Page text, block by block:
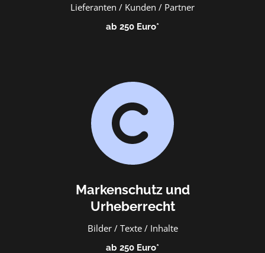
Lieferanten / Kunden / Partner
ab 250 Euro​*
Markenschutz und
Urheberrecht
Bilder / Texte / Inhalte
ab 250 Euro​*